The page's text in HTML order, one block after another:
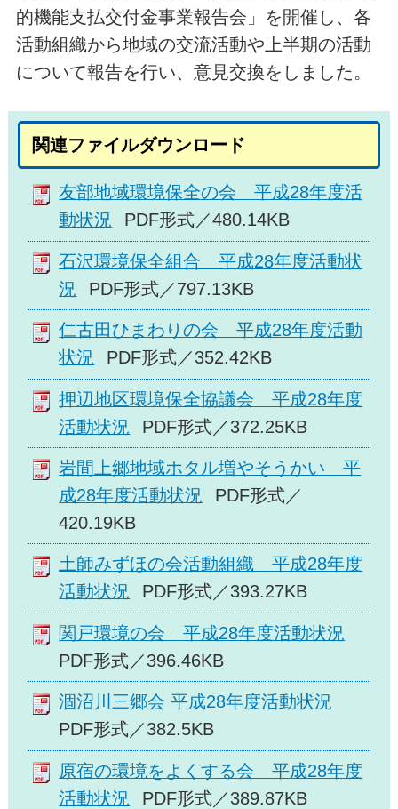
的機能支払交付金事業報告会」を開催し、各
活動組織から地域の交流活動や上半期の活動
について報告を行い、意見交換をしました。
関連ファイルダウンロード
友部地域環境保全の会 平成28年度活
動状況
PDF形式／480.14KB
石沢環境保全組合 平成28年度活動状
況
PDF形式／797.13KB
仁古田ひまわりの会 平成28年度活動
状況
PDF形式／352.42KB
押辺地区環境保全協議会 平成28年度
活動状況
PDF形式／372.25KB
岩間上郷地域ホタル増やそうかい 平
成28年度活動状況
PDF形式／
420.19KB
土師みずほの会活動組織 平成28年度
活動状況
PDF形式／393.27KB
関戸環境の会 平成28年度活動状況
PDF形式／396.46KB
涸沼川三郷会 平成28年度活動状況
PDF形式／382.5KB
原宿の環境をよくする会 平成28年度
活動状況
PDF形式／389.87KB